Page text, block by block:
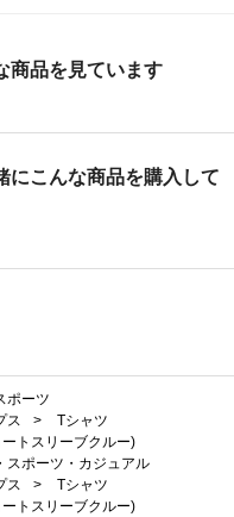
商品を見ています
にこんな商品を購入して
ポーツ
ス >
Tシャツ
トスリーブクルー)
スポーツ・カジュアル
ス >
Tシャツ
トスリーブクルー)